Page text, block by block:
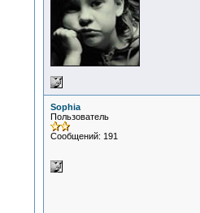
Sophia
Пользователь
Сообщений: 191